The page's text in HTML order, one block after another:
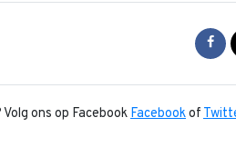
ons op FacebookFacebookof